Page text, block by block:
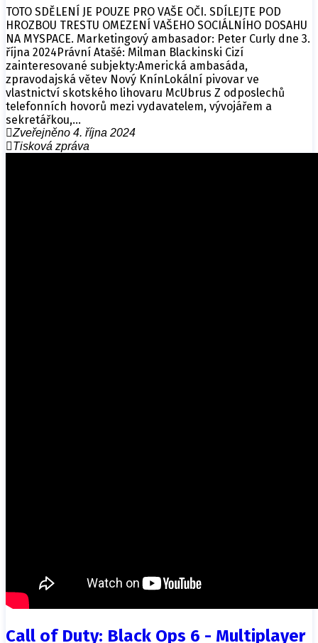
TOTO SDĚLENÍ JE POUZE PRO VAŠE OČI. SDÍLEJTE POD
HROZBOU TRESTU OMEZENÍ VAŠEHO SOCIÁLNÍHO DOSAHU
NA MYSPACE. Marketingový ambasador: Peter Curly dne 3.
října 2024Právní Atašé: Milman Blackinski Cizí
zainteresované subjekty:Americká ambasáda,
zpravodajská větev Nový KnínLokální pivovar ve
vlastnictví skotského lihovaru McUbrus Z odposlechů
telefonních hovorů mezi vydavatelem, vývojářem a
sekretářkou,…
Zveřejněno 4. října 2024
Tisková zpráva
Call of Duty: Black Ops 6 - Multiplayer